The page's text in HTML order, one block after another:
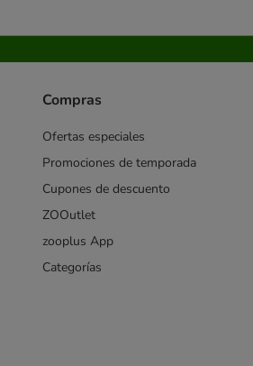
Compras
Ofertas especiales
Promociones de temporada
Cupones de descuento
ZOOutlet
zooplus App
Categorías